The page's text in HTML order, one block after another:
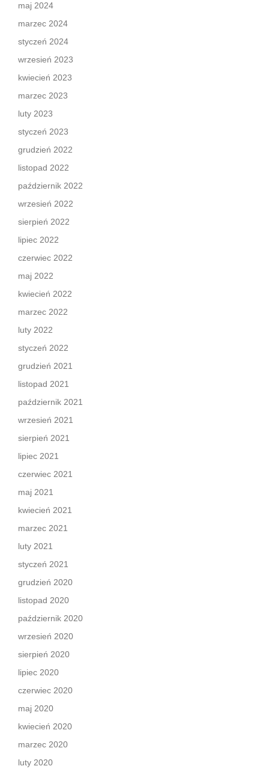
maj 2024
marzec 2024
styczeń 2024
wrzesień 2023
kwiecień 2023
marzec 2023
luty 2023
styczeń 2023
grudzień 2022
listopad 2022
październik 2022
wrzesień 2022
sierpień 2022
lipiec 2022
czerwiec 2022
maj 2022
kwiecień 2022
marzec 2022
luty 2022
styczeń 2022
grudzień 2021
listopad 2021
październik 2021
wrzesień 2021
sierpień 2021
lipiec 2021
czerwiec 2021
maj 2021
kwiecień 2021
marzec 2021
luty 2021
styczeń 2021
grudzień 2020
listopad 2020
październik 2020
wrzesień 2020
sierpień 2020
lipiec 2020
czerwiec 2020
maj 2020
kwiecień 2020
marzec 2020
luty 2020